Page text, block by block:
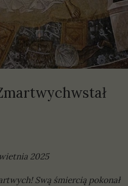
2025
Swą śmiercią pokonał